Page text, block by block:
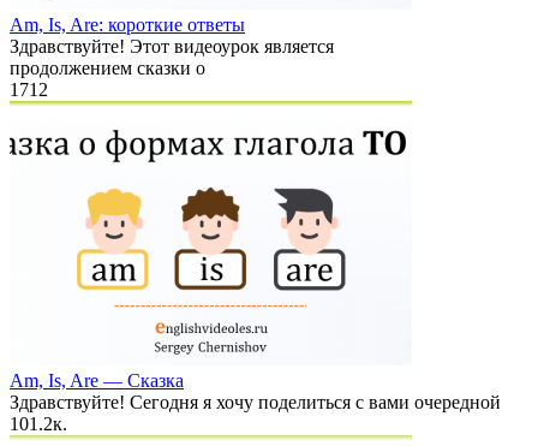
Am, Is, Are: короткие ответы
Здравствуйте! Этот видеоурок является
продолжением сказки о
1 712
Am, Is, Are — Сказка
Здравствуйте! Сегодня я хочу поделиться с вами очередной
101.2к.